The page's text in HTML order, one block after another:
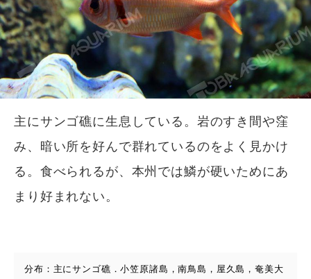
主にサンゴ礁に生息している。岩のすき間や窪
み、暗い所を好んで群れているのをよく見かけ
る。食べられるが、本州では鱗が硬いためにあ
まり好まれない。
分布：主にサンゴ礁．小笠原諸島，南鳥島，屋久島，奄美大